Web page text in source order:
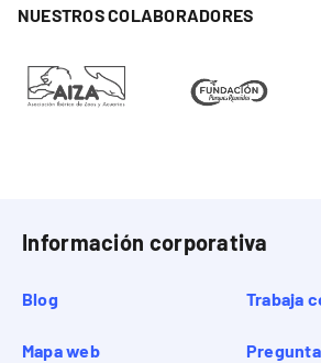
NUESTROS COLABORADORES
Información corporativa
Blog Trabaja
Mapa web